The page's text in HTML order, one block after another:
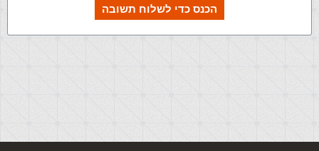
הכנס כדי לשלוח תשובה